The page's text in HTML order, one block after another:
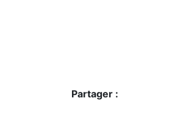
Partager :